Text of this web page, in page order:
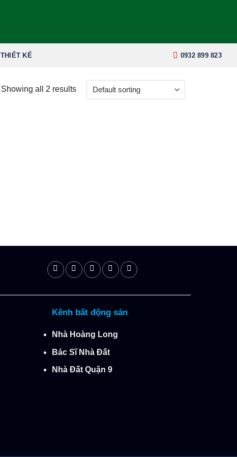
THIẾT KẾ 0932 899 823
Showing all 2 results
Kênh bất động sản
Nhà Hoàng Long
Bác Sĩ Nhà Đất
Nhà Đất Quận 9